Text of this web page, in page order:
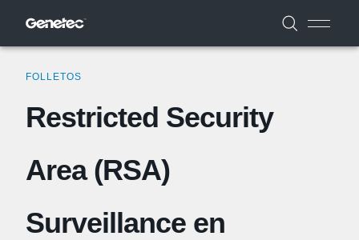
FOLLETOS
Restricted Security
Area (RSA)
Surveillance en